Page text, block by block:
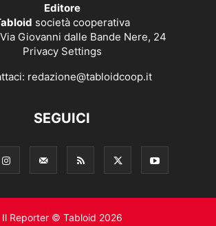
Editore
società cooperativa
Giovanni dalle Bande Nere, 24
Privacy Settings
redazione@tabloidcoop.it
SEGUICI
Il Reporter © Tabloid 2026